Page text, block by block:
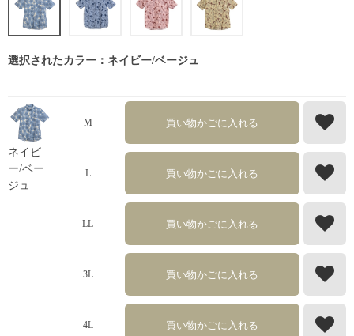
選択されたカラー：ネイビー/ベージュ
ネイビ
ー/ベー
ジュ
M 買い物かごに入れる
L 買い物かごに入れる
LL 買い物かごに入れる
3L 買い物かごに入れる
4L 買い物かごに入れる